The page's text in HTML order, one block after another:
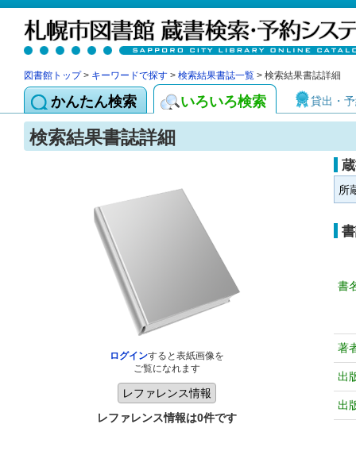
図書館トップ> キーワードで探す > 検索結果書誌一覧 > 検索結果書誌詳細
かんたん検索 いろいろ検索 貸出・
検索結果書誌詳細
ログインすると表紙画像を
ご覧になれます
レファレンス情報は0件です
所
書
著
出
出